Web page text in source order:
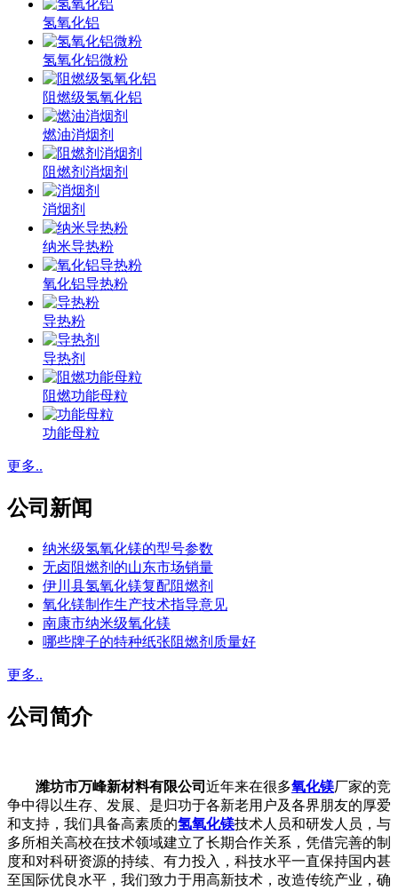
氢氧化铝
氢氧化铝微粉
阻燃级氢氧化铝
燃油消烟剂
阻燃剂消烟剂
消烟剂
纳米导热粉
氧化铝导热粉
导热粉
导热剂
阻燃功能母粒
功能母粒
更多..
公司新闻
纳米级氢氧化镁的型号参数
无卤阻燃剂的山东市场销量
伊川县氢氧化镁复配阻燃剂
氧化镁制作生产技术指导意见
南康市纳米级氧化镁
哪些牌子的特种纸张阻燃剂质量好
更多..
公司简介
潍坊市万峰新材料有限公司 近年来在很多氧化镁厂家的竞
争中得以生存、发展、是归功于各新老用户及各界朋友的厚爱
和支持，我们具备高素质的氢氧化镁技术人员和研发人员，与
多所相关高校在技术领域建立了长期合作关系，凭借完善的制
度和对科研资源的持续、有力投入，科技水平一直保持国内甚
至国际优良水平，我们致力于用高新技术，改造传统产业，确